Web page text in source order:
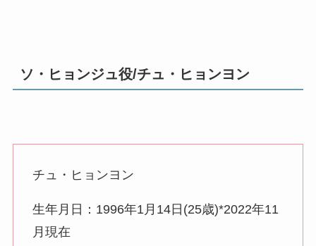
ソ・ヒョンジュ役/チュ・ヒョンヨン
チュ・ヒョンヨン
生年月日：1996年1月14日(25歳)*2022年11
月現在